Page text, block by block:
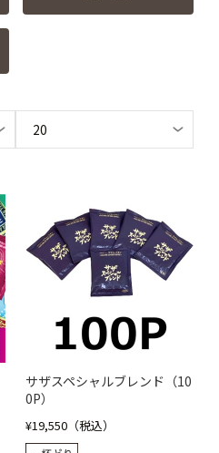
サザスペシャルブレンド（10
0P）
¥19,550（税込）